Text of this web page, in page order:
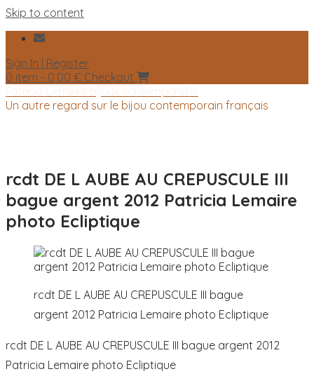
Skip to content
Sign In | Register
0 item - 0,00 € Checkout
Patricia Lemaire bijoux contemporains
Un autre regard sur le bijou contemporain français
rcdt DE L AUBE AU CREPUSCULE III
bague argent 2012 Patricia Lemaire
photo Ecliptique
rcdt DE L AUBE AU CREPUSCULE III bague
argent 2012 Patricia Lemaire photo Ecliptique
rcdt DE L AUBE AU CREPUSCULE III bague argent 2012
Patricia Lemaire photo Ecliptique